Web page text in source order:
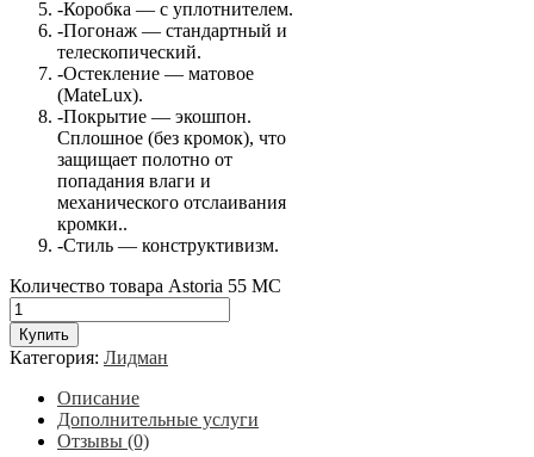
-Коробка — с уплотнителем.
-Погонаж — стандартный и
телескопический.
-Остекление — матовое
(MateLux).
-Покрытие — экошпон.
Сплошное (без кромок), что
защищает полотно от
попадания влаги и
механического отслаивания
кромки..
-Стиль — конструктивизм.
Количество товара Astoria 55 МС
Купить
Категория: Лидман
Описание
Дополнительные услуги
Отзывы (0)